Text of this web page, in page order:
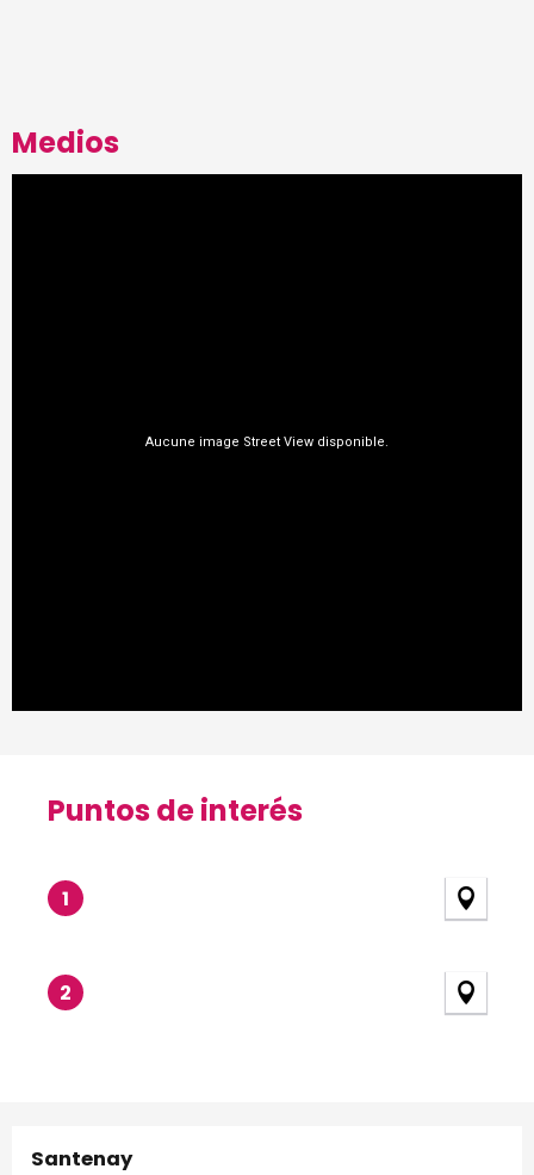
Medios
Puntos de interés
Puntos de interés
1
2
Santenay